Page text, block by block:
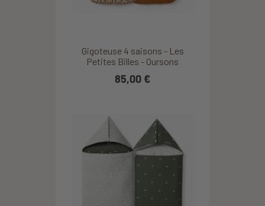
Gigoteuse 4 saisons - Les
Petites Billes - Oursons
85,00 €